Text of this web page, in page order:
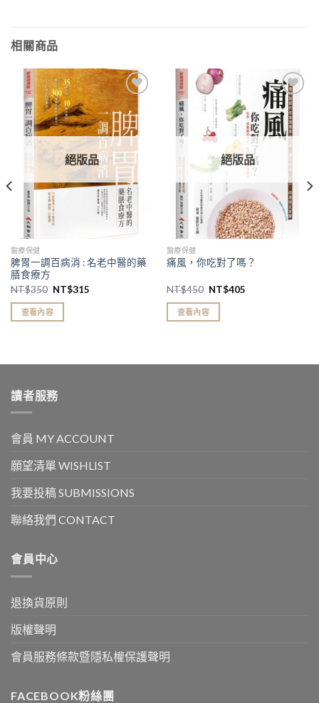
相關商品
加入
「願
望清
單」
絕版品
醫療保健
脾胃一調百病消 : 名老中醫的藥
膳食療方
NT$350 NT$315
查看內容
加入
「願
望清
單」
絕版品
醫療保健
痛風，你吃對了嗎？
NT$450 NT$405
查看內容
讀者服務
會員 MY ACCOUNT
願望清單 WISHLIST
我要投稿 SUBMISSIONS
聯絡我們 CONTACT
會員中心
退換貨原則
版權聲明
會員服務條款暨隱私權保護聲明
FACEBOOK粉絲團